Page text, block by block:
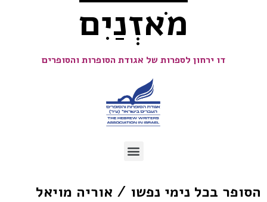
מֹאזְנַיִם
דו ירחון לספרות של אגודת הסופרות והסופרים
הסופר בכל נימי נפשו / אוריה מויאל